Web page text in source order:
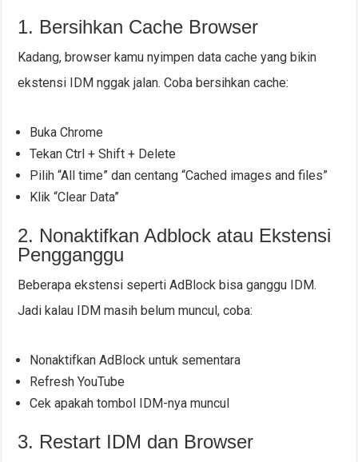
1. Bersihkan Cache Browser
Kadang, browser kamu nyimpen data cache yang bikin
ekstensi IDM nggak jalan. Coba bersihkan cache:
Buka Chrome
Tekan Ctrl + Shift + Delete
Pilih “All time” dan centang “Cached images and files”
Klik “Clear Data”
2. Nonaktifkan Adblock atau Ekstensi
Pengganggu
Beberapa ekstensi seperti AdBlock bisa ganggu IDM.
Jadi kalau IDM masih belum muncul, coba:
Nonaktifkan AdBlock untuk sementara
Refresh YouTube
Cek apakah tombol IDM-nya muncul
3. Restart IDM dan Browser